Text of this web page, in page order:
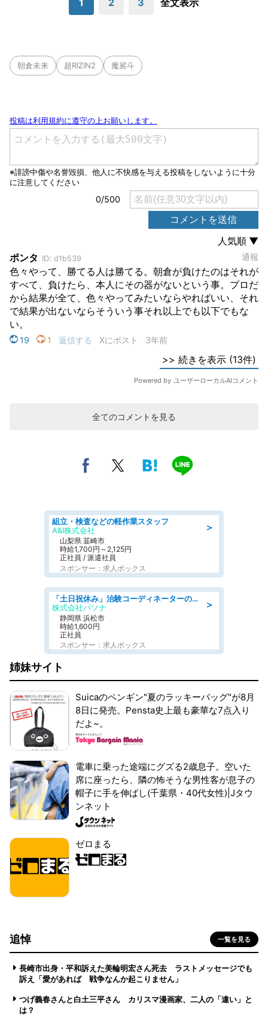
1 2 3 全文表示
朝倉未来 超RIZIN2 魔裟斗
全てのコメントを見る
＞
組立・検査などの軽作業スタッフ
A&I株式会社
山梨県 韮崎市
時給1,700円～2,125円
正社員 / 派遣社員
スポンサー：求人ボックス
＞
「土日祝休み」治験コーディネーターのお仕事/未経験OK
株式会社パソナ
静岡県 浜松市
時給1,600円
正社員
スポンサー：求人ボックス
姉妹サイト
Suicaのペンギン"夏のラッキーバッグ"が8月
8日に発売。Pensta史上最も豪華な7点入り
だよ~。
電車に乗った途端にグズる2歳息子。空いた
席に座ったら、隣の怖そうな男性客が息子の
帽子に手を伸ばし(千葉県・40代女性)|Jタウ
ンネット
ゼロまる
追悼 一覧を見る
長崎市出身・平和訴えた美輪明宏さん死去 ラストメッセージでも
訴え「愛があれば 戦争なんか起こりません」
つげ義春さんと白土三平さん カリスマ漫画家、二人の「違い」と
は？